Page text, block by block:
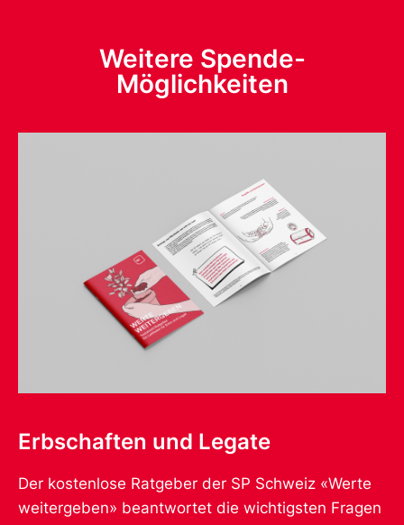
Weitere Spende-
Möglichkeiten
Erbschaften und Legate
Der kostenlose Ratgeber der SP Schweiz «Werte
weitergeben» beantwortet die wichtigsten Fragen